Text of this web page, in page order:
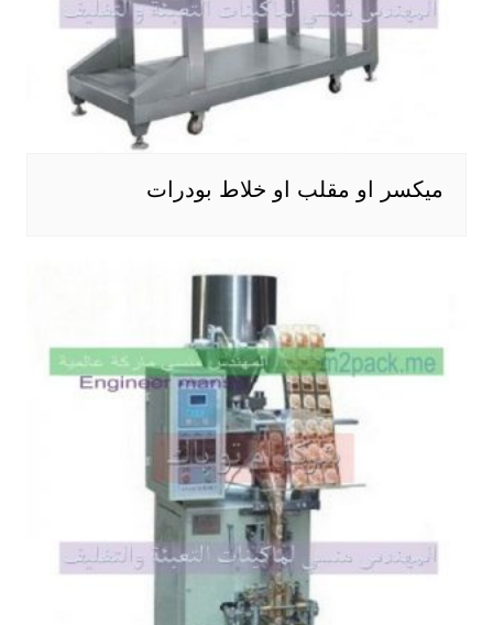
ميكسر او مقلب او خلاط بودرات